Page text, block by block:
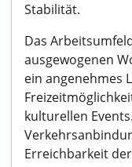
Stabilität.
Das
ausgewogenen
ein angenehmes
kulturellen
Erreichbarkeit